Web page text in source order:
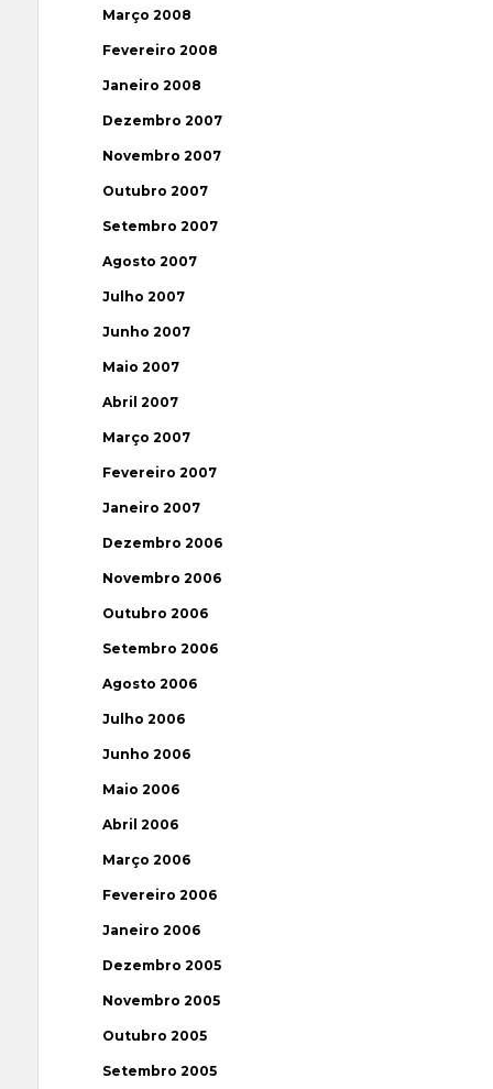
Março 2008
Fevereiro 2008
Janeiro 2008
Dezembro 2007
Novembro 2007
Outubro 2007
Setembro 2007
Agosto 2007
Julho 2007
Junho 2007
Maio 2007
Abril 2007
Março 2007
Fevereiro 2007
Janeiro 2007
Dezembro 2006
Novembro 2006
Outubro 2006
Setembro 2006
Agosto 2006
Julho 2006
Junho 2006
Maio 2006
Abril 2006
Março 2006
Fevereiro 2006
Janeiro 2006
Dezembro 2005
Novembro 2005
Outubro 2005
Setembro 2005